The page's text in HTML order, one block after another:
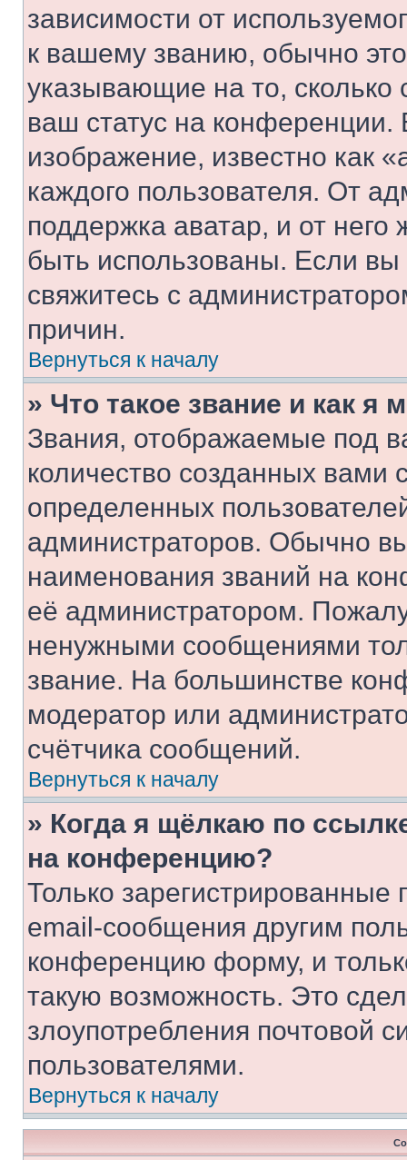
зависимости от
к вашему званию, обычно это
указывающие на то,
ваш статус на
изображение, известно как
каждого пользователя. От
поддержка аватар, и от него
быть использованы. Если
свяжитесь с
причин.
Вернуться к началу
» Что такое звание и как я
Звания, отображаемые под
количество созданных
определенных
администраторов. Обычно
наименования званий на
её администратором.
ненужными сообщениями
звание. На большинстве
модератор или
счётчика сообщений.
Вернуться к началу
» Когда я щёлкаю по
на конференцию?
Только зарегистрированные
email-сообщения другим
конференцию форму, и
такую возможность. Это
злоупотребления почтовой
пользователями.
Вернуться к началу